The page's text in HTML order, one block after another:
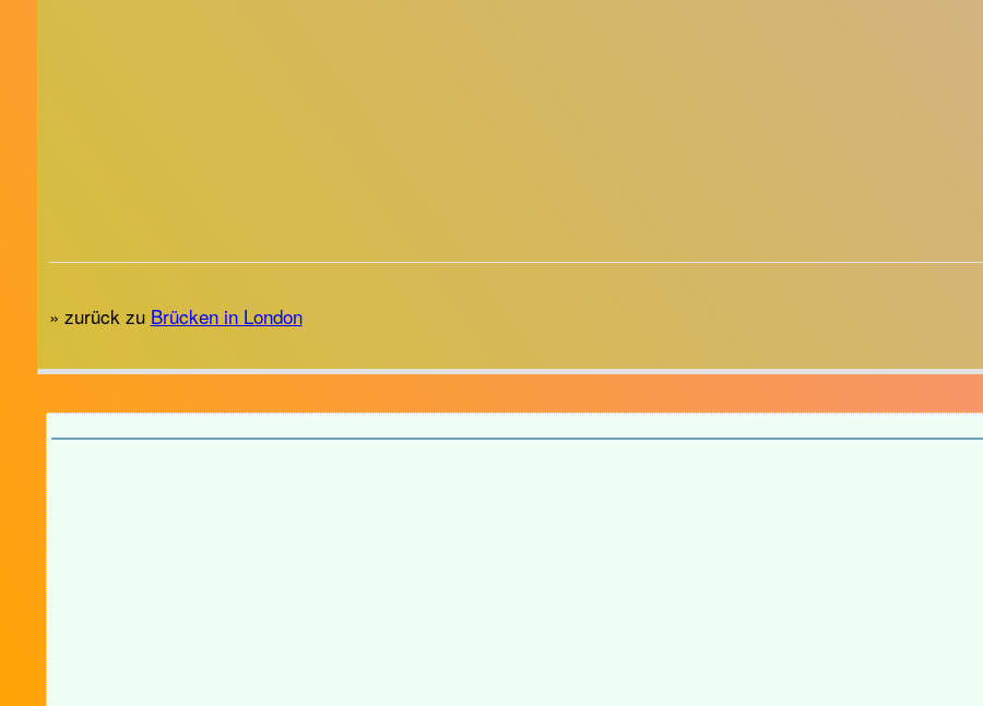
» zurück zu Brücken in London